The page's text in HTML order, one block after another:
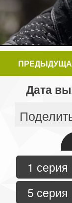
Дата
1 серия
5 серия